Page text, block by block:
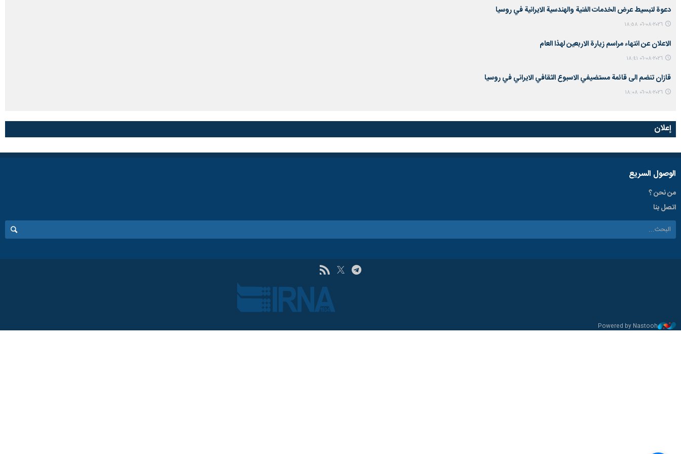
دعوة لتبسيط عرض الخدمات الفنية والهندسية الايرانية في روسيا
٢٠٢٦-٠٨-٠٦ ١٨:٥٨
الاعلان عن انتهاء مراسم زيارة الاربعين لهذا العام
٢٠٢٦-٠٨-٠٦ ١٨:٤١
قازان تنضم الى قائمة مستضيفي الاسبوع الثقافي الايراني في روسيا
٢٠٢٦-٠٨-٠٦ ١٨:٠٨
إعلان
الوصول السریع
من نحن ؟
اتصل بنا
Powered by Nastooh